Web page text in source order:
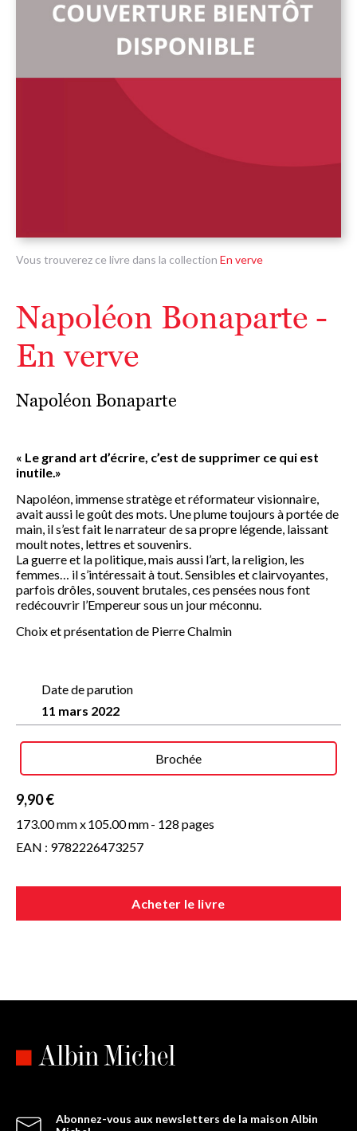
Vous trouverez ce livre dans la collection En verve
Napoléon Bonaparte -
En verve
Napoléon Bonaparte
« Le grand art d’écrire, c’est de supprimer ce qui est
inutile.»
Napoléon, immense stratège et réformateur visionnaire,
avait aussi le goût des mots. Une plume toujours à portée de
main, il s’est fait le narrateur de sa propre légende, laissant
moult notes, lettres et souvenirs.
La guerre et la politique, mais aussi l’art, la religion, les
femmes… il s’intéressait à tout. Sensibles et clairvoyantes,
parfois drôles, souvent brutales, ces pensées nous font
redécouvrir l’Empereur sous un jour méconnu.
Choix et présentation de Pierre Chalmin
Date de parution
11 mars 2022
Brochée
9,90 €
173.00 mm x105.00 mm- 128 pages
EAN : 9782226473257
Acheter le livre
Abonnez-vous aux newsletters de la maison Albin